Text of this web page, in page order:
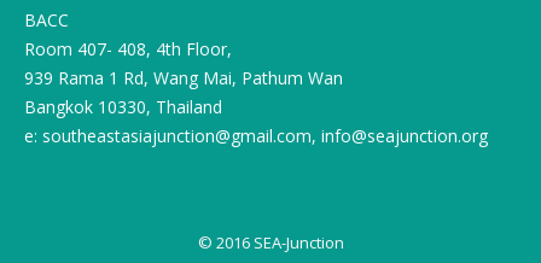
BACC
Room 407- 408, 4th Floor,
939 Rama 1 Rd, Wang Mai, Pathum Wan
Bangkok 10330, Thailand
e: southeastasiajunction@gmail.com, info@seajunction.org
© 2016 SEA-Junction